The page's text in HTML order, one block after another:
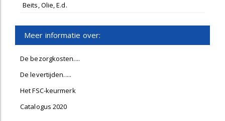
Beits, Olie, E.d.
Meer informatie over:
De bezorgkosten....
De levertijden.....
Het FSC-keurmerk
Catalogus 2020